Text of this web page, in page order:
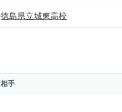
徳島県立城東高校
相手